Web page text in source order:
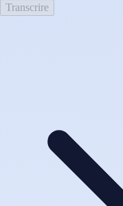
Transcrire